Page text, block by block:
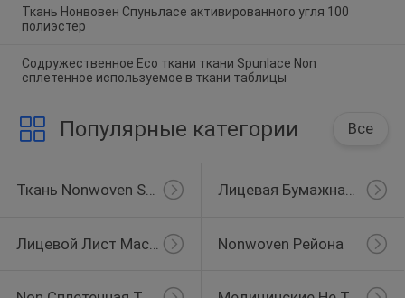
Ткань Нонвовен Спуньласе активированного угля 100
полиэстер
Содружественное Eco ткани ткани Spunlace Non
сплетенное используемое в ткани таблицы
Популярные категории Все
Ткань Nonwoven Spunlace
Лицевой Лист Маски Nonwoven Рейона